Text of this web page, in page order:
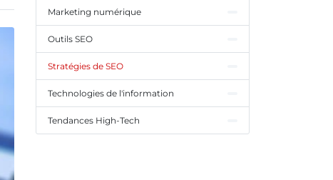
Marketing numérique
Outils SEO
Stratégies de SEO
Technologies de l'information
Tendances High-Tech